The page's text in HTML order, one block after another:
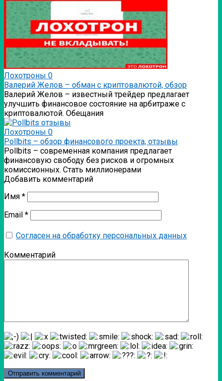
Лохотроны 0
Валерий Желов – обман с криптовалютой, обзор
Валерий Желов – известный трейдер предлагает
улучшить финансовое состояние на арбитраже с
криптовалютой. Обещания
Лохотроны 0
Pollbits – обзор финансового проекта, отзывы
Pollbits – современная компания предлагает
финансовую свободу без рисков и огромных
комиссионных. Стать миллионерами
Добавить комментарий
Имя *
Email *
Согласен на обработку персональных данных
Комментарий